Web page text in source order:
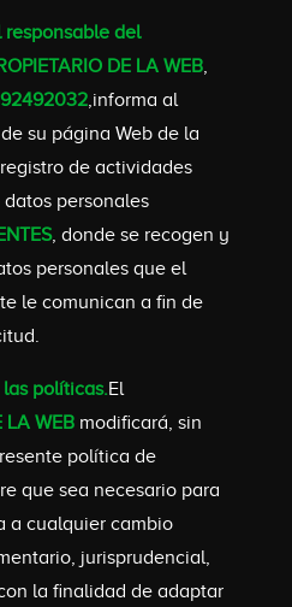
del
DE LA WEB,
,informa al
su página Web de la
de actividades
personales
, donde se recogen y
personales que el
le comunican a fin de
políticas.El
LA WEBmodificará, sin
política de
que sea necesario para
a cualquier cambio
jurisprudencial,
la finalidad de adaptar